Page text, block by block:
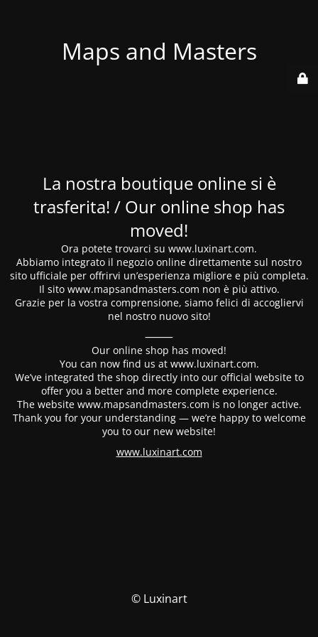
Maps and Masters
La nostra boutique online si è
trasferita! / Our online shop has
moved!
Ora potete trovarci su www.luxinart.com.
Abbiamo integrato il negozio online direttamente sul nostro
sito ufficiale per offrirvi un’esperienza migliore e più completa.
Il sito www.mapsandmasters.com non è più attivo.
Grazie per la vostra comprensione, siamo felici di accogliervi
nel nostro nuovo sito!
⸻
Our online shop has moved!
You can now find us at www.luxinart.com.
We’ve integrated the shop directly into our official website to
offer you a better and more complete experience.
The website www.mapsandmasters.com is no longer active.
Thank you for your understanding — we’re happy to welcome
you to our new website!
www.luxinart.com
© Luxinart